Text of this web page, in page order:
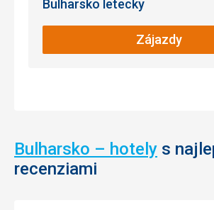
používa
vo
večerných
hodinách
Bulharsko letecky
Zájazdy
Bulharsko – hotely s
recenziami